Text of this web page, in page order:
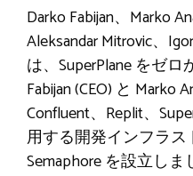
Darko Fabijan、Marko
Aleksandar Mitrovic、
は、SuperPlane をゼ
Fabijan (CEO) と Marko
Confluent、Replit、
用する開発インフラ
Semaphore を設立しま